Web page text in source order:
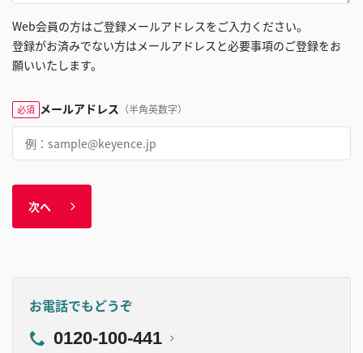
Web会員の方はご登録メールアドレスをご入力ください。
登録がお済みでない方はメールアドレスと必要事項のご登録をお
願いいたします。
必須 メールアドレス （半角英数字）
次へ
お電話でもどうぞ
0120-100-441